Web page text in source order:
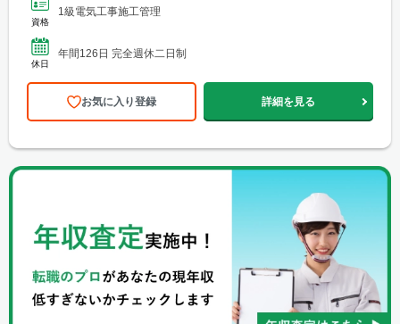
資格
1級電気工事施工管理
休日
年間126日 完全週休二日制
お気に入り登録 詳細を見る